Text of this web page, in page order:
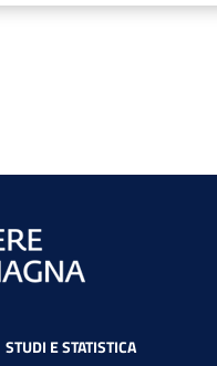
STUDI E STATISTICA